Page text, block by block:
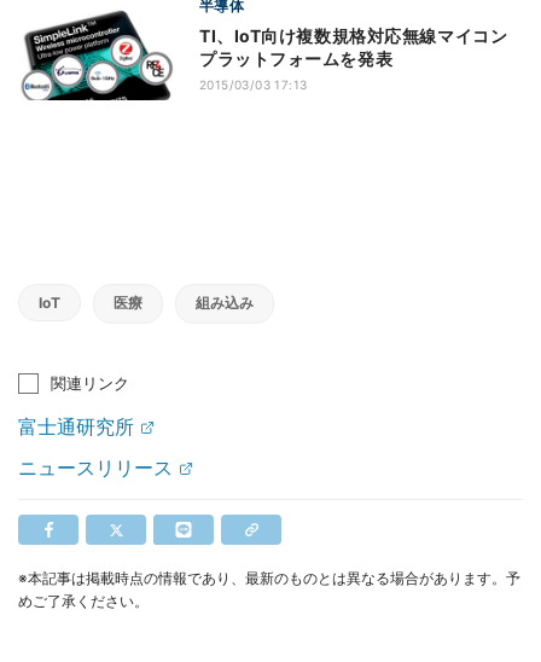
半導体
TI、IoT向け複数規格対応無線マイコン
プラットフォームを発表
2015/03/03 17:13
IoT 医療 組み込み
関連リンク
富士通研究所
ニュースリリース
※本記事は掲載時点の情報であり、最新のものとは異なる場合があります。予
めご了承ください。